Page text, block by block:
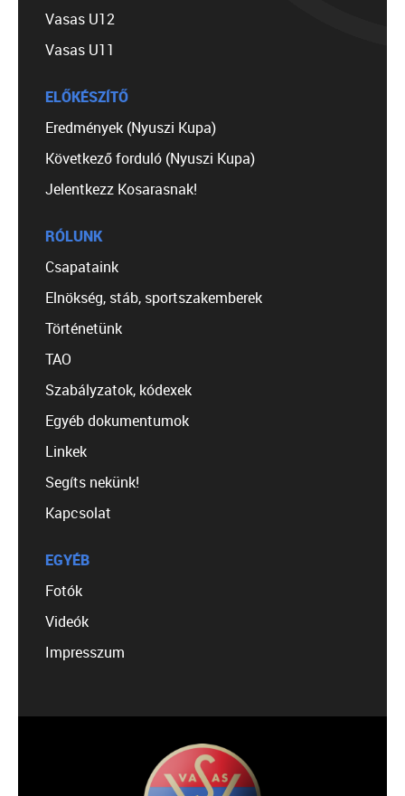
Vasas U12
Vasas U11
ELŐKÉSZÍTŐ
Eredmények (Nyuszi Kupa)
Következő forduló (Nyuszi Kupa)
Jelentkezz Kosarasnak!
RÓLUNK
Csapataink
Elnökség, stáb, sportszakemberek
Történetünk
TAO
Szabályzatok, kódexek
Egyéb dokumentumok
Linkek
Segíts nekünk!
Kapcsolat
EGYÉB
Fotók
Videók
Impresszum